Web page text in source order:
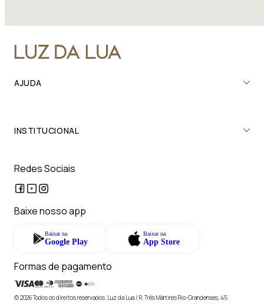
AJUDA
INSTITUCIONAL
Redes Sociais
Baixe nosso app
Baixar na
Google Play
Baixar na
App Store
Formas de pagamento
© 2026 Todos os direitos reservados. Luz da Lua / R. Três Mártires Rio-Grandenses, 45